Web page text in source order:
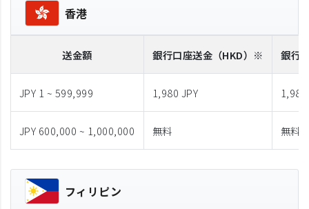
香港
送金額 銀行口座送金 （HKD）※ 銀行
JPY 1 ~ 599,999 1,980 JPY 1,980
JPY 600,000 ~ 1,000,000 無料 無料
フィリピン